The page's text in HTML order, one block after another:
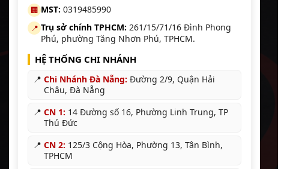
🏢 MST: 0319485990
📍 Trụ sở chính TPHCM: 261/15/71/16 Đình Phong
Phú, phường Tăng Nhơn Phú, TPHCM.
HỆ THỐNG CHI NHÁNH
📍 Chi Nhánh Đà Nẵng: Đường 2/9, Quận Hải
Châu, Đà Nẵng
📍 CN 1: 14 Đường số 16, Phường Linh Trung, TP
Thủ Đức
📍 CN 2: 125/3 Cộng Hòa, Phường 13, Tân Bình,
TPHCM